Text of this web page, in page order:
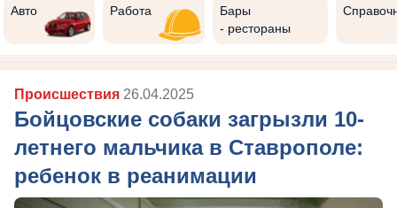
Авто Работа
Бары
- рестораны
Происшествия 26.04.2025
Бойцовские собаки загрызли 10-
летнего мальчика в Ставрополе:
ребенок в реанимации